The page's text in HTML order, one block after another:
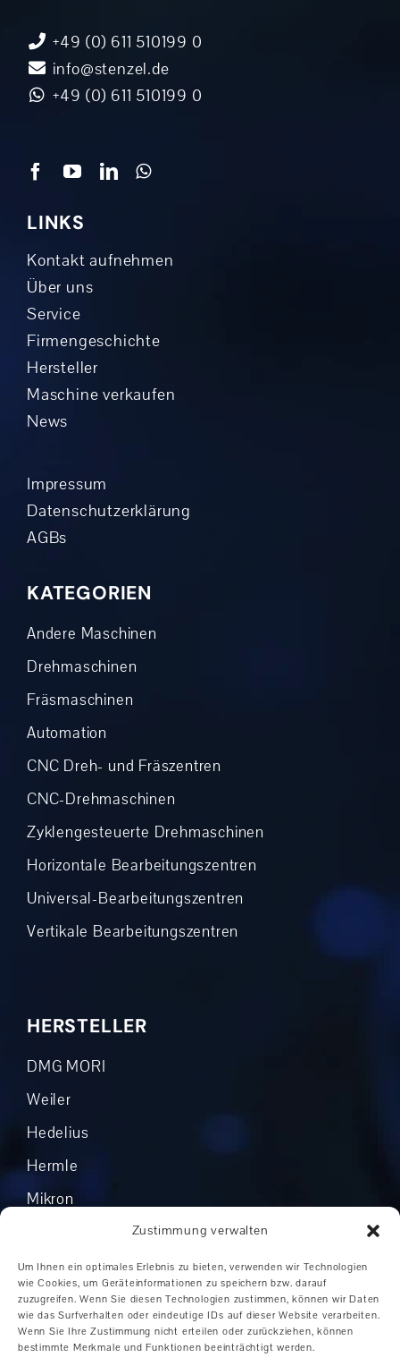
Zustimmung verwalten
Um Ihnen ein optimales Erlebnis zu bieten, verwenden wir Technologien
wie Cookies, um Geräteinformationen zu speichern bzw. darauf
zuzugreifen. Wenn Sie diesen Technologien zustimmen, können wir Daten
wie das Surfverhalten oder eindeutige IDs auf dieser Website verarbeiten.
Wenn Sie Ihre Zustimmung nicht erteilen oder zurückziehen, können
bestimmte Merkmale und Funktionen beeinträchtigt werden.
+49 (0) 611 510199 0
info@stenzel.de
+49 (0) 611 510199 0
LINKS
Kontakt aufnehmen
Über uns
Service
Firmengeschichte
Hersteller
Maschine verkaufen
News
Impressum
Datenschutzerklärung
AGBs
KATEGORIEN
Andere Maschinen
Drehmaschinen
Fräsmaschinen
Automation
CNC Dreh- und Fräszentren
CNC-Drehmaschinen
Zyklengesteuerte Drehmaschinen
Horizontale Bearbeitungszentren
Universal-Bearbeitungszentren
Vertikale Bearbeitungszentren
HERSTELLER
DMG MORI
Weiler
Hedelius
Hermle
Mikron
Boehringer
Grob
Andere Hersteller